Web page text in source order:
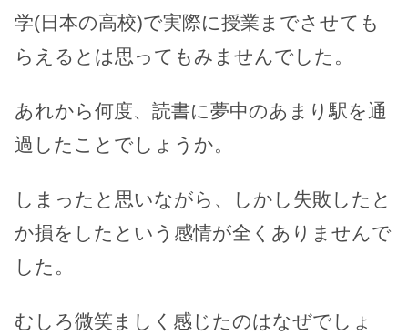
学(日本の高校)で実際に授業までさせても
らえるとは思ってもみませんでした。
あれから何度、読書に夢中のあまり駅を通
過したことでしょうか。
しまったと思いながら、しかし失敗したと
か損をしたという感情が全くありませんで
した。
むしろ微笑ましく感じたのはなぜでしょ